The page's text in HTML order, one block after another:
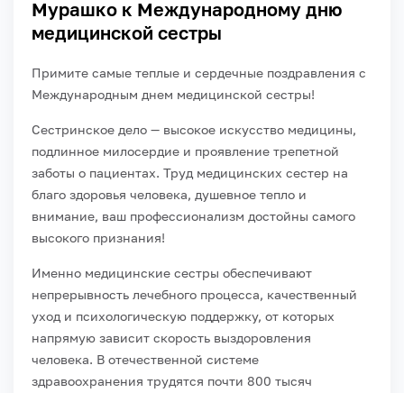
Мурашко к Международному дню
медицинской сестры
Примите самые теплые и сердечные поздравления с
Международным днем медицинской сестры!
Сестринское дело — высокое искусство медицины,
подлинное милосердие и проявление трепетной
заботы о пациентах. Труд медицинских сестер на
благо здоровья человека, душевное тепло и
внимание, ваш профессионализм достойны самого
высокого признания!
Именно медицинские сестры обеспечивают
непрерывность лечебного процесса, качественный
уход и психологическую поддержку, от которых
напрямую зависит скорость выздоровления
человека. В отечественной системе
здравоохранения трудятся почти 800 тысяч